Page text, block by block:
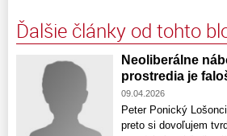
Ďalšie články od tohto
Neoliberálne
prostredia je
09.04.2026
Peter Ponický
preto si dovoľujem